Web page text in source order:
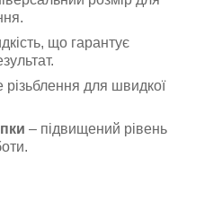
що гарантує
різьблення для швидкої
– підвищений рівень